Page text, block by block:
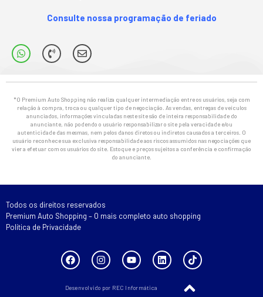
Consulte nossa programação de feriado
*O Premium Auto Shopping não realiza qualquer intermediação entre os usuários, seja com
relação à compra, troca ou qualquer tipo de negociação. As vendas, entregas de veículos
anunciados, informações vinculadas neste site são de inteira responsabilidade do
anunciante, não podendo o usuário responsabilizar o site pela veracidade e/ou
autenticidade das mesmas, nem pelos danos diretos ou indiretos causados a terceiros. O
usuário reconhece sua exclusiva responsabilidade aos riscos assumidos nas negociações que
vier a efetuar com os usuários do site. Estoque e preços sujeitos a conferência e confirmação
do anunciante.
Todos os direitos reservados
Premium Auto Shopping – O mais completo auto shopping
Política de Privacidade
Desenvolvido por REC Informática